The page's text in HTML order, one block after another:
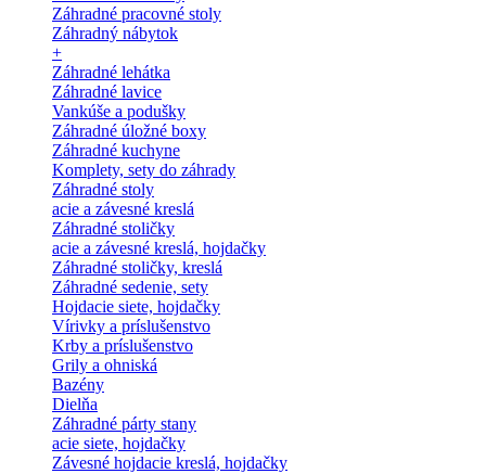
Záhradné pracovné stoly
Záhradný nábytok
+
Záhradné lehátka
Záhradné lavice
Vankúše a podušky
Záhradné úložné boxy
Záhradné kuchyne
Komplety, sety do záhrady
Záhradné stoly
acie a závesné kreslá
Záhradné stoličky
acie a závesné kreslá, hojdačky
Záhradné stoličky, kreslá
Záhradné sedenie, sety
Hojdacie siete, hojdačky
Vírivky a príslušenstvo
Krby a príslušenstvo
Grily a ohniská
Bazény
Dielňa
Záhradné párty stany
acie siete, hojdačky
Závesné hojdacie kreslá, hojdačky